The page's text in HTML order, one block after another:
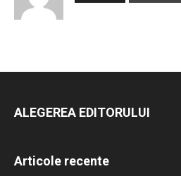
ALEGEREA EDITORULUI
Articole recente